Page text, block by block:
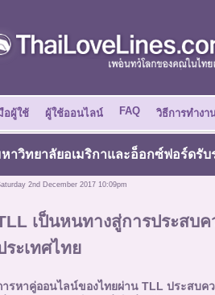
อผู้ใช้ ผู้ใช้ออนไลน์ FAQ วิธีการทำงา
าวิทยาลัยอเมริกาและอ็อกซ์ฟอร์ดรั
2nd December 2017 10:09pm
เป็นหนทางสู่การประสบค
ระเทศไทย
ารหาคู่ออนไลน์ของไทยผ่าน TLL ประสบค